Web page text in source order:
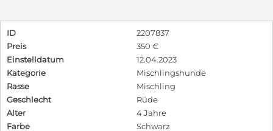
ID
2207837
Preis
350 €
Einstelldatum
12.04.2023
Kategorie
Mischlingshunde
Rasse
Mischling
Geschlecht
Rüde
Alter
4 Jahre
Farbe
Schwarz